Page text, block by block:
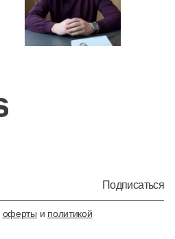
Подписаться
оферты и политикой